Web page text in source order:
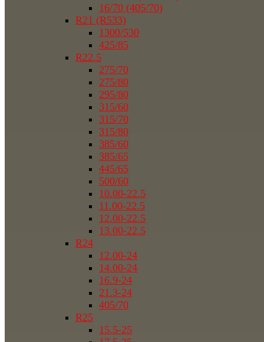
16/70 (405/70)
R21 (R533)
1300/530
425/85
R22.5
275/70
275/80
295/80
315/60
315/70
315/80
385/60
385/65
445/65
500/60
10.00-22.5
11.00-22.5
12.00-22.5
13.00-22.5
R24
12.00-24
14.00-24
16.9-24
21.3-24
405/70
R25
15.5-25